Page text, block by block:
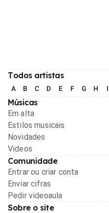
Todos artistas
A B C D E F G H I
Músicas
Em alta
Estilos musicais
Novidades
Videos
Comunidade
Entrar ou criar conta
Enviar cifras
Pedir videoaula
Sobre o site